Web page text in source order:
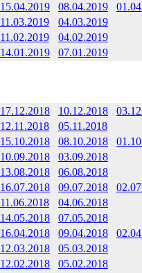
15.04.2019 08.04.2019
11.03.2019
04.03.2019
11.02.2019
04.02.2019
14.01.2019 07.01.2019
17.12.2018 10.12.2018
12.11.2018
05.11.2018
15.10.2018 08.10.2018
10.09.2018
03.09.2018
13.08.2018
06.08.2018
16.07.2018 09.07.2018
11.06.2018
04.06.2018
14.05.2018
07.05.2018
16.04.2018 09.04.2018
12.03.2018
05.03.2018
12.02.2018
05.02.2018